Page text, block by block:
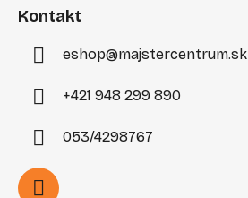
Kontakt
eshop@majstercentrum.sk
+421 948 299 890
053/4298767